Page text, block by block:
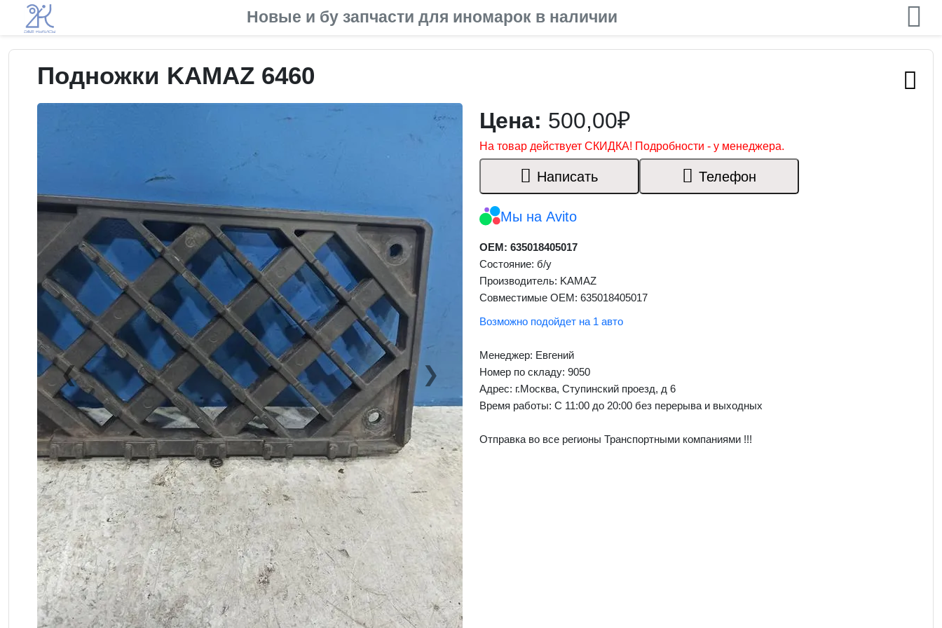
Новые и бу запчасти для иномарок в наличии
Подножки KAMAZ 6460
❮Previous ❯
Next
Цена: 500,00₽
На товар действует СКИДКА! Подробности - у менеджера.
Написать Телефон
Мы на Avito
OEM: 635018405017
Состояние: б/у
Производитель: KAMAZ
Совместимые OEM: 635018405017
Возможно подойдет на 1 авто
Менеджер: Евгений
Номер по складу: 9050
Адрес: г.Москва, Ступинский проезд, д 6
Время работы: С 11:00 до 20:00 без перерыва и выходных
Отправка во все регионы Транспортными компаниями !!!